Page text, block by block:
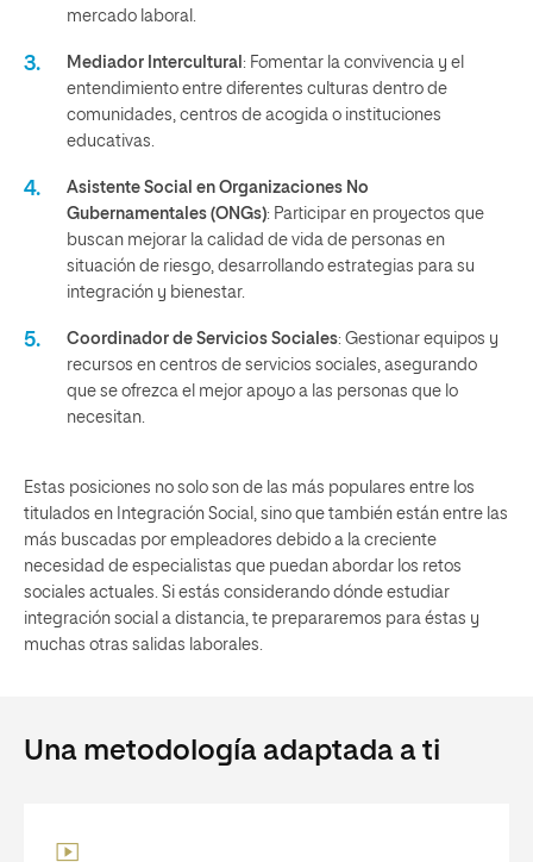
mercado laboral.
Mediador Intercultural : Fomentar la convivencia y el
entendimiento entre diferentes culturas dentro de
comunidades, centros de acogida o instituciones
educativas.
Asistente Social en Organizaciones No
Gubernamentales (ONGs): Participar en proyectos que
buscan mejorar la calidad de vida de personas en
situación de riesgo, desarrollando estrategias para su
integración y bienestar.
Coordinador de Servicios Sociales: Gestionar equipos y
recursos en centros de servicios sociales, asegurando
que se ofrezca el mejor apoyo a las personas que lo
necesitan.
Estas posiciones no solo son de las más populares entre los
titulados en Integración Social, sino que también están entre las
más buscadas por empleadores debido a la creciente
necesidad de especialistas que puedan abordar los retos
sociales actuales. Si estás considerando dónde estudiar
integración social a distancia, te prepararemos para éstas y
muchas otras salidas laborales.
Una metodología adaptada a ti